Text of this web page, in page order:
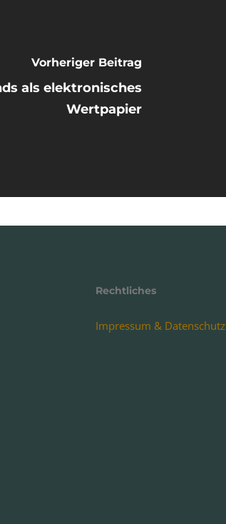
Vorheriger Beitrag
als elektronisches
Wertpapier
Rechtliches
Impressum & Datenschutz